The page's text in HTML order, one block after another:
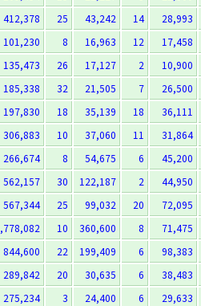
412,378 25 43,242 14 28,993
101,230 8 16,963 12 17,458
135,473 26 17,127 2 10,900
185,338 32 21,505 7 26,500
197,830 18 35,139 18 36,111
306,883 10 37,060 11 31,864
266,674 8 54,675 6 45,200
562,157 30 122,187 2 44,950
567,344 25 99,032 20 72,095
10 360,600 8 71,475
844,600 22 199,409 6 98,383
289,842 20 30,635 6 38,483
275,234 3 24,400 6 29,633